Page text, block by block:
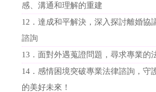
感、溝通和理解的重建
12． 達成和平解決，深入探討離婚協
諮詢
13． 面對外遇蒐證問題，尋求專業的
14． 感情困境突破專業法律諮詢，守
的美好未來！